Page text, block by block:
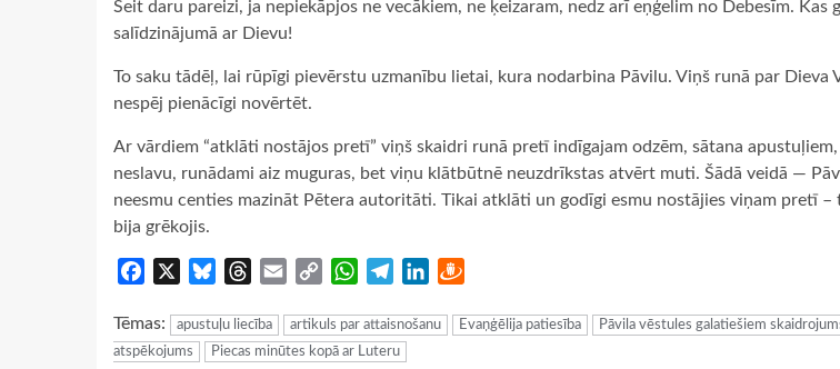
Šeit daru pareizi, ja nepiekāpjos ne vecākiem, ne ķeizaram, nedz arī eņģelim no Debesīm. Kas
salīdzinājumā ar Dievu!
To saku tādēļ, lai rūpīgi pievērstu uzmanību lietai, kura nodarbina Pāvilu. Viņš runā par Dieva
nespēj pienācīgi novērtēt.
Ar vārdiem “atklāti nostājos pretī” viņš skaidri runā pretī indīgajam odzēm, sātana
neslavu, runādami aiz muguras, bet viņu klātbūtnē neuzdrīkstas atvērt muti. Šādā veidā —
neesmu centies mazināt Pētera autoritāti. Tikai atklāti un godīgi esmu nostājies viņam pretī –
bija grēkojis.
Facebook BlueskyThreads
Email
Copy
WhatsApp
TelegramLinkedIn
Tēmas: apustuļu liecība artikuls par attaisnošanu Evaņģēlija patiesība Pāvila vēstules galatiešiem
atspēkojums
Piecas minūtes kopā ar Luteru